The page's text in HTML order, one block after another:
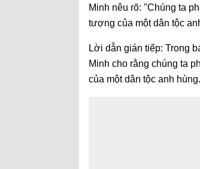
Minh nêu rõ: "Chúng ta
tượng của một dân tộc
Lời dẫn gián tiếp: Trong
Minh cho rằng chúng ta
của một dân tộc anh hùng.